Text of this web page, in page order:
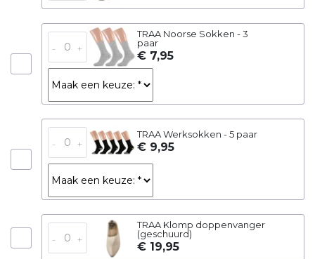
- +
TRAA Noorse Sokken - 3
paar
€ 7,95
- +
TRAA Werksokken - 5 paar
€ 9,95
- +
TRAA Klomp doppenvanger
(geschuurd)
€ 19,95